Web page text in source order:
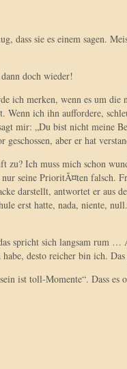
dass sie es einem sagen.
doch wieder!
ich merken, wenn es um
ich ihn auffordere,
mir: „Du bist nicht meine
aber er hat
zu? Ich muss mich schon
seine PrioritÃ¤ten falsch.
darstellt, antwortet er aus
erst hatte, nada, niente,
spricht sich langsam rum …
habe, desto reicher bin ich.
ist toll-Momente“. Dass es